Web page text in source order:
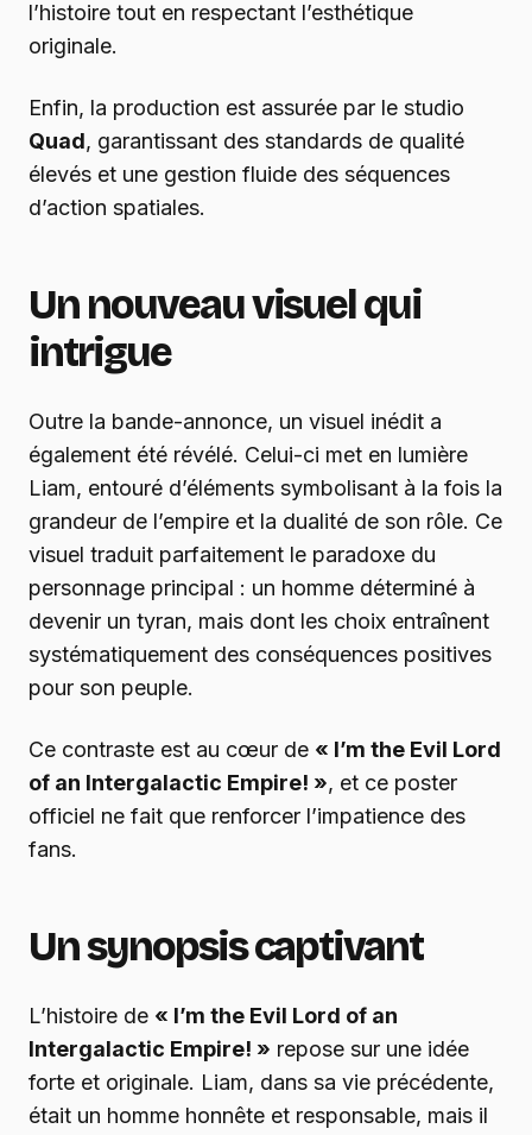
l’histoire tout en respectant l’esthétique
originale.
Enfin, la production est assurée par le studio
Quad, garantissant des standards de qualité
élevés et une gestion fluide des séquences
d’action spatiales.
Un nouveau visuel qui
intrigue
Outre la bande-annonce, un visuel inédit a
également été révélé. Celui-ci met en lumière
Liam, entouré d’éléments symbolisant à la fois la
grandeur de l’empire et la dualité de son rôle. Ce
visuel traduit parfaitement le paradoxe du
personnage principal : un homme déterminé à
devenir un tyran, mais dont les choix entraînent
systématiquement des conséquences positives
pour son peuple.
Ce contraste est au cœur de « I’m the Evil Lord
of an Intergalactic Empire! », et ce poster
officiel ne fait que renforcer l’impatience des
fans.
Un synopsis captivant
L’histoire de « I’m the Evil Lord of an
Intergalactic Empire! » repose sur une idée
forte et originale. Liam, dans sa vie précédente,
était un homme honnête et responsable, mais il